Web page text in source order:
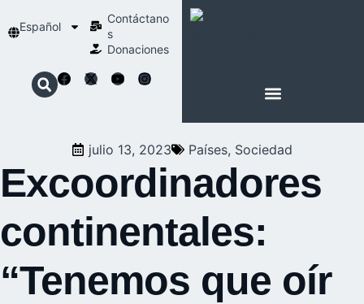
Español
Contáctano
s
Donaciones
julio 13, 2023 Países, Sociedad
Excoordinadores
continentales:
“Tenemos que oír